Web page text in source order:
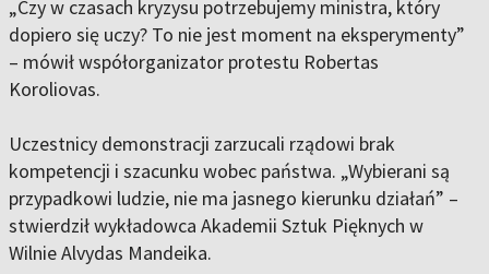
„Czy w czasach kryzysu potrzebujemy ministra, który
dopiero się uczy? To nie jest moment na eksperymenty”
– mówił współorganizator protestu Robertas
Koroliovas.
Uczestnicy demonstracji zarzucali rządowi brak
kompetencji i szacunku wobec państwa. „Wybierani są
przypadkowi ludzie, nie ma jasnego kierunku działań” –
stwierdził wykładowca Akademii Sztuk Pięknych w
Wilnie Alvydas Mandeika.